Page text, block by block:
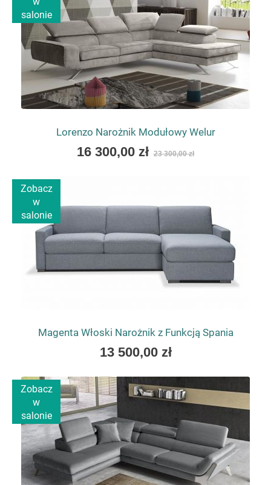
salonie
Lorenzo Narożnik Modułowy Welur
As
16 300,00 zł 23 300,00 zł
Zobacz
w
salonie
Magenta Włoski Narożnik z Funkcją Spania
As
as
13 500,00 zł
Zobacz
w
salonie